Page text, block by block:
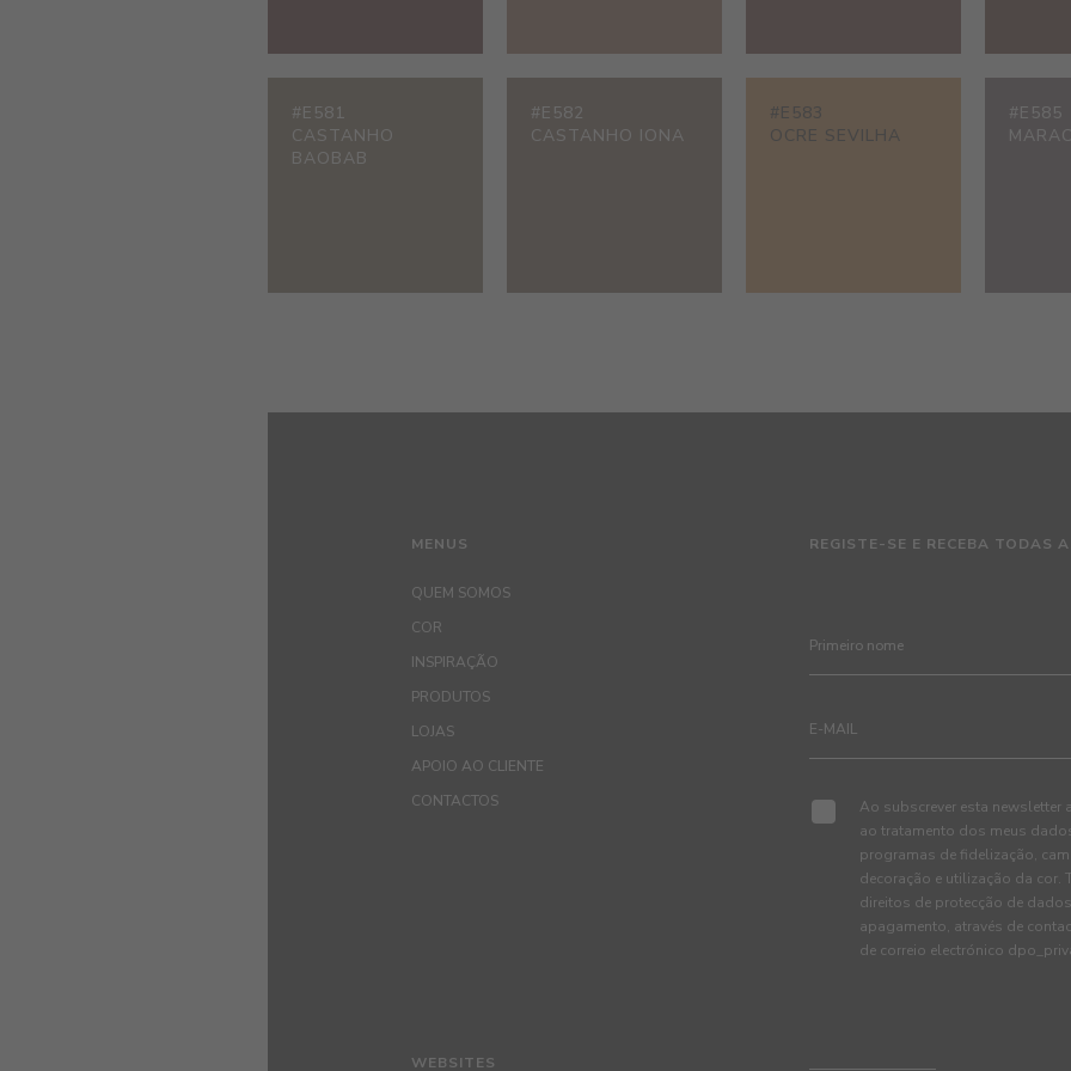
#E581
CASTANHO
BAOBAB
#E582
CASTANHO IONA
#E583
OCRE SEVILHA
#E585
MENUS
QUEM SOMOS
COR
INSPIRAÇÃO
PRODUTOS
LOJAS
APOIO AO CLIENTE
CONTACTOS
REGISTE-SE E RECEBA TODAS
Ao subscrever esta newsletter
ao tratamento dos meus
programas de fidelização,
decoração e utilização da cor.
direitos de protecção de
apagamento, através de
de correio electrónico
WEBSITES